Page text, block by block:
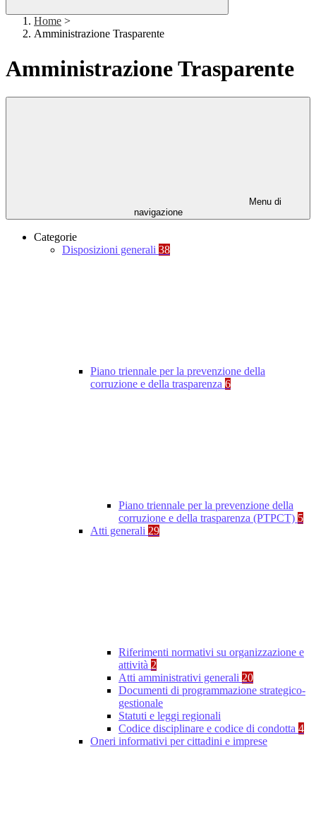
Home >
Amministrazione Trasparente
Amministrazione Trasparente
Menu di
navigazione
Categorie
Disposizioni generali 38
Piano triennale per la prevenzione della
corruzione e della trasparenza 6
Piano triennale per la prevenzione della
corruzione e della trasparenza (PTPCT) 5
Atti generali 29
Riferimenti normativi su organizzazione e
attività 2
Atti amministrativi generali 20
Documenti di programmazione strategico-
gestionale
Statuti e leggi regionali
Codice disciplinare e codice di condotta 4
Oneri informativi per cittadini e imprese